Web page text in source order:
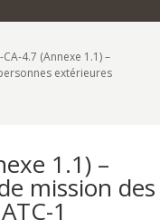
CA-4.7 (Annexe 1.1) –
extérieures
1.1) –
mission des
1